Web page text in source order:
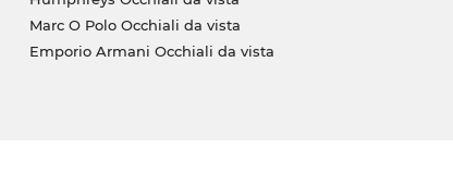
Marc O Polo Occhiali da vista
Emporio Armani Occhiali da vista